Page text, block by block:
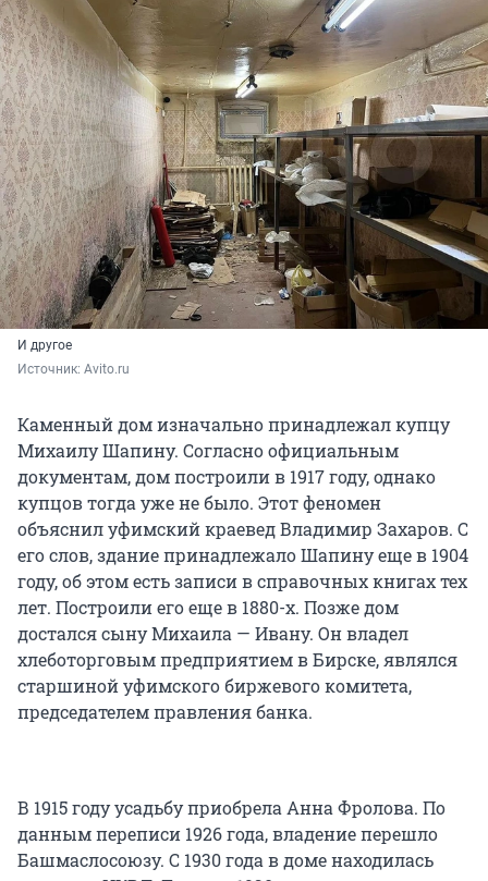
И другое
Источник: Avito.ru
Каменный дом изначально принадлежал купцу
Михаилу Шапину. Согласно официальным
документам, дом построили в 1917 году, однако
купцов тогда уже не было. Этот феномен
объяснил уфимский краевед Владимир Захаров. С
его слов, здание принадлежало Шапину еще в 1904
году, об этом есть записи в справочных книгах тех
лет. Построили его еще в 1880-х. Позже дом
достался сыну Михаила — Ивану. Он владел
хлеботорговым предприятием в Бирске, являлся
старшиной уфимского биржевого комитета,
председателем правления банка.
В 1915 году усадьбу приобрела Анна Фролова. По
данным переписи 1926 года, владение перешло
Башмаслосоюзу. С 1930 года в доме находилась